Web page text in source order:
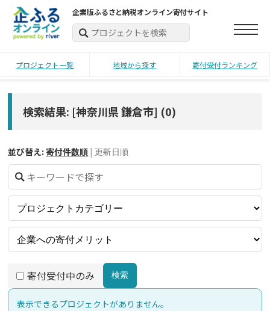
企業版ふるさと納税オンライン寄付サイト
プロジェクト一覧 地域から探す 寄付受付ランキング
検索結果: [神奈川県 鎌倉市] (0)
並び替え: 寄付件数順 | 更新日順
寄付受付中のみ 検索
表示できるプロジェクトがありません。